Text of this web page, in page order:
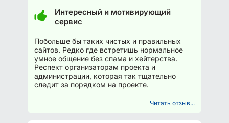
Интересный и мотивирующий
сервис
Побольше бы таких чистых и правильных
сайтов. Редко где встретишь нормальное
умное общение без спама и хейтерства.
Респект организаторам проекта и
администрации, которая так тщательно
следит за порядком на проекте.
Читать отзыв...